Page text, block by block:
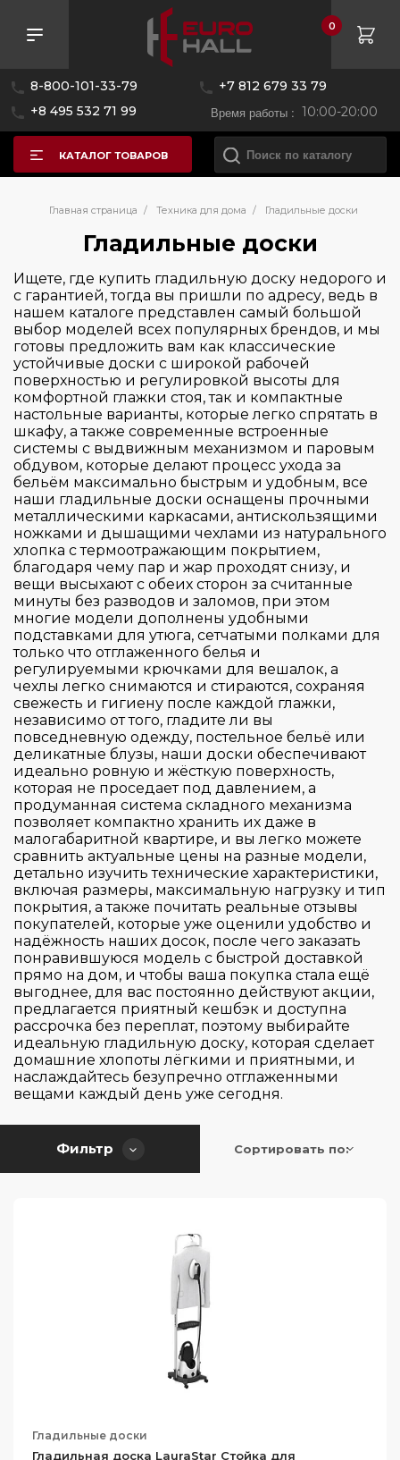
8-800-101-33-79
+7 812 679 33 79
+8 495 532 71 99
Время работы : 10:00-20:00
0
КАТАЛОГ ТОВАРОВ
Главная страница / Техника для дома / Гладильные доски
Гладильные доски
Ищете, где купить гладильную доску недорого и
с гарантией, тогда вы пришли по адресу, ведь в
нашем каталоге представлен самый большой
выбор моделей всех популярных брендов, и мы
готовы предложить вам как классические
устойчивые доски с широкой рабочей
поверхностью и регулировкой высоты для
комфортной глажки стоя, так и компактные
настольные варианты, которые легко спрятать в
шкафу, а также современные встроенные
системы с выдвижным механизмом и паровым
обдувом, которые делают процесс ухода за
бельём максимально быстрым и удобным, все
наши гладильные доски оснащены прочными
металлическими каркасами, антискользящими
ножками и дышащими чехлами из натурального
хлопка с термоотражающим покрытием,
благодаря чему пар и жар проходят снизу, и
вещи высыхают с обеих сторон за считанные
минуты без разводов и заломов, при этом
многие модели дополнены удобными
подставками для утюга, сетчатыми полками для
только что отглаженного белья и
регулируемыми крючками для вешалок, а
чехлы легко снимаются и стираются, сохраняя
свежесть и гигиену после каждой глажки,
независимо от того, гладите ли вы
повседневную одежду, постельное бельё или
деликатные блузы, наши доски обеспечивают
идеально ровную и жёсткую поверхность,
которая не проседает под давлением, а
продуманная система складного механизма
позволяет компактно хранить их даже в
малогабаритной квартире, и вы легко можете
сравнить актуальные цены на разные модели,
детально изучить технические характеристики,
включая размеры, максимальную нагрузку и тип
покрытия, а также почитать реальные отзывы
покупателей, которые уже оценили удобство и
надёжность наших досок, после чего заказать
понравившуюся модель с быстрой доставкой
прямо на дом, и чтобы ваша покупка стала ещё
выгоднее, для вас постоянно действуют акции,
предлагается приятный кешбэк и доступна
рассрочка без переплат, поэтому выбирайте
идеальную гладильную доску, которая сделает
домашние хлопоты лёгкими и приятными, и
наслаждайтесь безупречно отглаженными
вещами каждый день уже сегодня.
Фильтр
Розничная цена
—
Бренд
Высота (см)
97
177
Ширина (см)
38
122
Глубина (см)
40
Применить Сбросить
Сортировать по:
Гладильные доски
Гладильная доска LauraStar Стойка для